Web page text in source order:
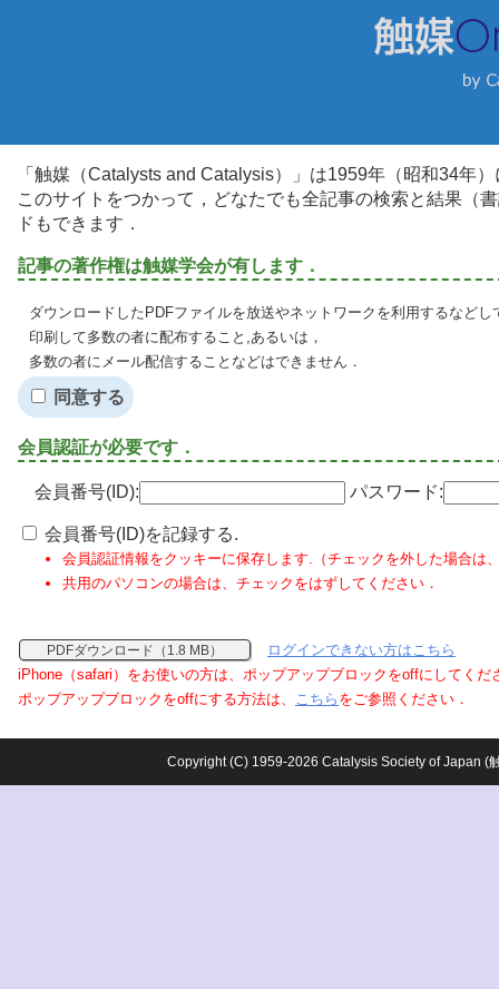
「触媒（Catalysts and Catalysis）」は1959年（昭和34年
このサイトをつかって，どなたでも全記事の検索と結果（
ドもできます．
記事の著作権は触媒学会が有します．
ダウンロードしたPDFファイルを放送やネットワークを利用するなど
印刷して多数の者に配布すること,あるいは，
多数の者にメール配信することなどはできません．
同意する
会員認証が必要です．
会員番号(ID): パスワード:
会員番号(ID)を記録する.
会員認証情報をクッキーに保存します.（チェックを外した場合は
共用のパソコンの場合は、チェックをはずしてください．
PDFダウンロード（1.8 MB）
ログインできない方はこちら
iPhone（safari）をお使いの方は、ポップアップブロックをoffにしてくだ
ポップアップブロックをoffにする方法は、 こちら をご参照ください．
Copyright (C) 1959-2026 Catalysis Society of Japan (